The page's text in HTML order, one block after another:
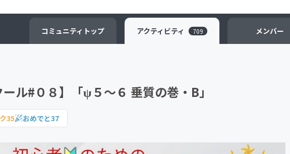
ソーシャルグッド ビューティー・ヘルスケア
コミュニティ トップ アクティビティ 709 メンバー
ル#０８】「ψ５～６ 垂質の巻・B」
35 おめでと37